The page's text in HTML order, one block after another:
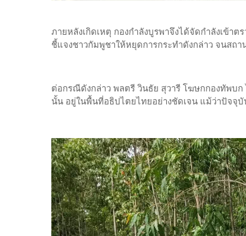
ภายหลังเกิดเหตุ กองกำลังบูรพาจึงได้จัดกำลังเข้
ชี้แจงชาวกัมพูชาให้หยุดการกระทำดังกล่าว จนสถ
ต่อกรณีดังกล่าว พลตรี วินธัย สุวารี โฆษกกองทัพบ
นั้น อยู่ในพื้นที่อธิปไตยไทยอย่างชัดเจน แม้ว่าปัจจุ